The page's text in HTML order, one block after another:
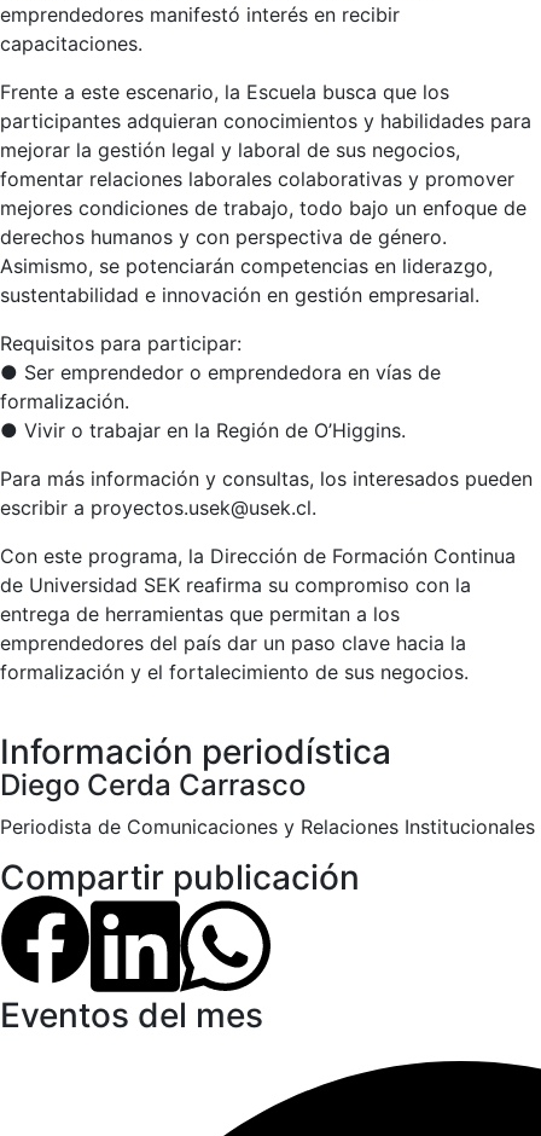
emprendedores manifestó interés en recibir
capacitaciones.
Frente a este escenario, la Escuela busca que los
participantes adquieran conocimientos y habilidades para
mejorar la gestión legal y laboral de sus negocios,
fomentar relaciones laborales colaborativas y promover
mejores condiciones de trabajo, todo bajo un enfoque de
derechos humanos y con perspectiva de género.
Asimismo, se potenciarán competencias en liderazgo,
sustentabilidad e innovación en gestión empresarial.
Requisitos para participar:
● Ser emprendedor o emprendedora en vías de
formalización.
● Vivir o trabajar en la Región de O’Higgins.
Para más información y consultas, los interesados pueden
escribir a proyectos.usek@usek.cl.
Con este programa, la Dirección de Formación Continua
de Universidad SEK reafirma su compromiso con la
entrega de herramientas que permitan a los
emprendedores del país dar un paso clave hacia la
formalización y el fortalecimiento de sus negocios.
Información periodística
Diego Cerda Carrasco
Periodista de Comunicaciones y Relaciones Institucionales
Compartir publicación
Eventos del mes